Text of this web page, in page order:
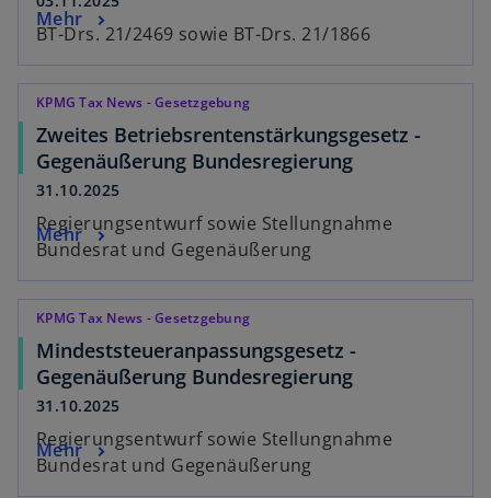
BT-Drs. 21/2469 sowie BT-Drs. 21/1866
Mehr
KPMG Tax News - Gesetzgebung
Zweites Betriebsrentenstärkungsgesetz -
Gegenäußerung Bundesregierung
31.10.2025
Regierungsentwurf sowie Stellungnahme
Bundesrat und Gegenäußerung
Mehr
KPMG Tax News - Gesetzgebung
Mindeststeueranpassungsgesetz -
Gegenäußerung Bundesregierung
31.10.2025
Regierungsentwurf sowie Stellungnahme
Bundesrat und Gegenäußerung
Mehr